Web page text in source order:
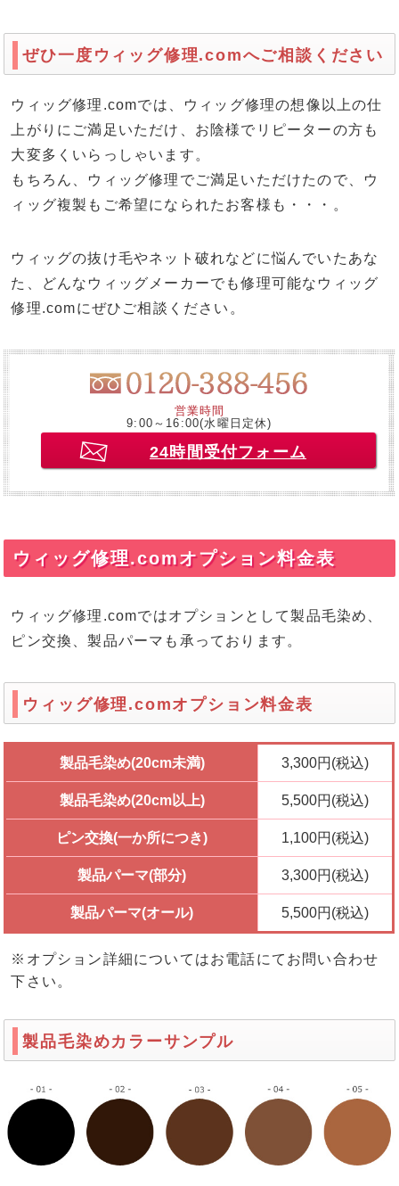
ぜひ一度ウィッグ修理.comへご相談ください
ウィッグ修理.comでは、ウィッグ修理の想像以上の仕
上がりにご満足いただけ、お陰様でリピーターの方も
大変多くいらっしゃいます。
もちろん、ウィッグ修理でご満足いただけたので、ウ
ィッグ複製もご希望になられたお客様も・・・。
ウィッグの抜け毛やネット破れなどに悩んでいたあな
た、どんなウィッグメーカーでも修理可能なウィッグ
修理.comにぜひご相談ください。
営業時間
9:00～16:00(水曜日定休)
24時間受付フォーム
ウィッグ修理.comオプション料金表
ウィッグ修理.comではオプションとして製品毛染め、
ピン交換、製品パーマも承っております。
ウィッグ修理.comオプション料金表
製品毛染め(20cm未満) 3,300円(税込)
製品毛染め(20cm以上) 5,500円(税込)
ピン交換(一か所につき) 1,100円(税込)
製品パーマ(部分) 3,300円(税込)
製品パーマ(オール) 5,500円(税込)
※オプション詳細についてはお電話にてお問い合わせ
下さい。
製品毛染めカラーサンプル